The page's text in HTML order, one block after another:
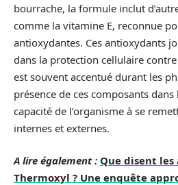
bourrache, la formule inclut
comme la vitamine E, reconnue
antioxydantes. Ces antioxydants
dans la protection cellulaire
est souvent accentué durant les
présence de ces composants
capacité de l’organisme à se
internes et externes.
A lire également : Que disent
Thermoxyl ? Une enquête